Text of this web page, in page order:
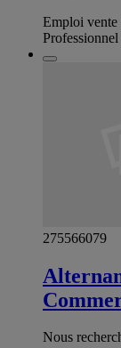
Emploi vente
Professionnel
275566079
Nous